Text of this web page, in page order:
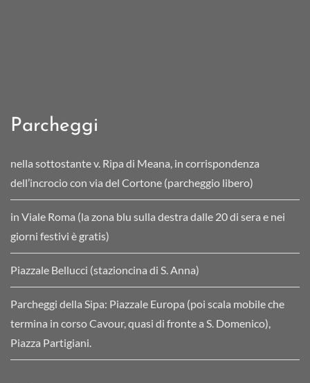
Parcheggi
nella sottostante v. Ripa di Meana, in corrispondenza
dell’incrocio con via del Cortone (parcheggio libero)
in Viale Roma (la zona blu sulla destra dalle 20 di sera e nei
giorni festivi è gratis)
Piazzale Bellucci (stazioncina di S. Anna)
Parcheggi della Sipa: Piazzale Europa (poi scala mobile che
termina in corso Cavour, quasi di fronte a S. Domenico),
Piazza Partigiani.